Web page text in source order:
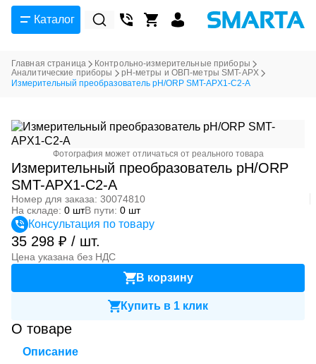
Каталог
Главная страница
Контрольно-измерительные приборы
Аналитические приборы
pH-метры и ОВП-метры SMT-APX
Измерительный преобразователь pH/ORP SMT-APX1-C2-A
Фотография может отличаться от реального товара
Измерительный преобразователь pH/ORP
SMT-APX1-C2-A
Номер для заказа: 30074810
На складе: 0 штВ пути: 0 шт
Консультация по товару
35 298 ₽ / шт.
Цена указана без НДС
В корзину
Купить в 1 клик
О товаре
Описание